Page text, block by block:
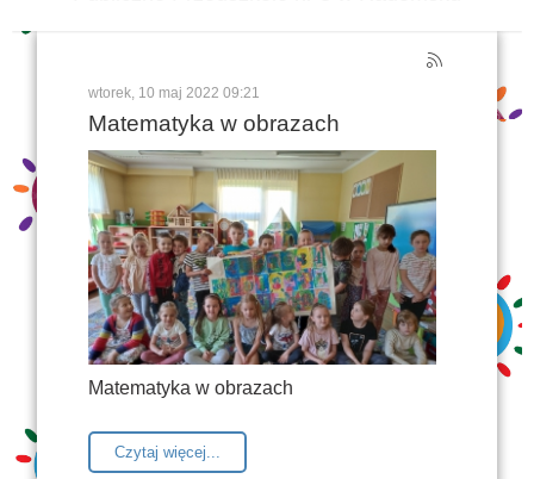
wtorek, 10 maj 2022 09:21
Matematyka w obrazach
Matematyka w obrazach
Czytaj więcej...